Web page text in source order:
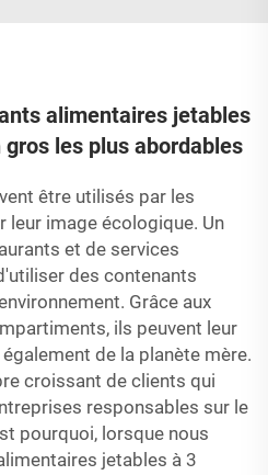
alimentaires jetables
les plus abordables
être utilisés par les
image écologique. Un
et de services
des contenants
Grâce aux
ils peuvent leur
de la planète mère.
croissant de clients qui
responsables sur le
pourquoi, lorsque nous
jetables à 3